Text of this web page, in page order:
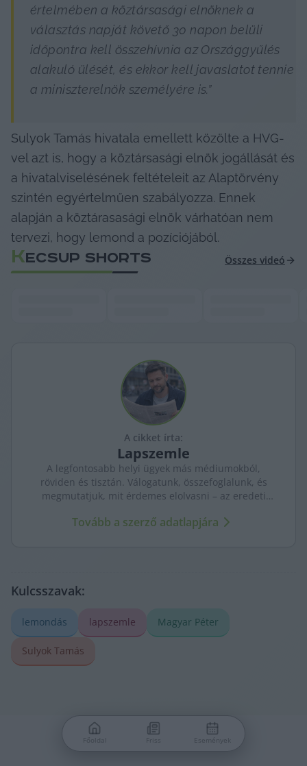
értelmében a köztársasági elnöknek a
választás napját követő 30 napon belüli
időpontra kell összehívnia az Országgyűlés
alakuló ülését, és ekkor kell javaslatot tennie
a miniszterelnök személyére is.”
Sulyok Tamás hivatala emellett közölte a HVG-
vel azt is, hogy a köztársasági elnök jogállását és
a hivatalviselésének feltételeit az Alaptörvény
szintén egyértelműen szabályozza. Ennek
alapján a köztárasasági elnök várhatóan nem
tervezi, hogy lemond a pozíciójából.
KECSUP SHORTS Összes videó
A cikket írta:
Lapszemle
A legfontosabb helyi ügyek más médiumokból,
röviden és tisztán. Válogatunk, összefoglalunk, és
megmutatjuk, mit érdemes elolvasni – az eredeti
Tovább a szerző adatlapjára
Kulcsszavak:
lemondás lapszemle Magyar Péter
Sulyok Tamás
Főoldal Friss Események